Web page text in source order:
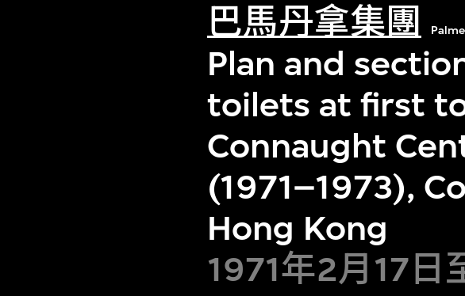
巴馬丹拿集團
Plan and
toilets at first
Connaught
(1971–1973),
Hong Kong
1971年2月17